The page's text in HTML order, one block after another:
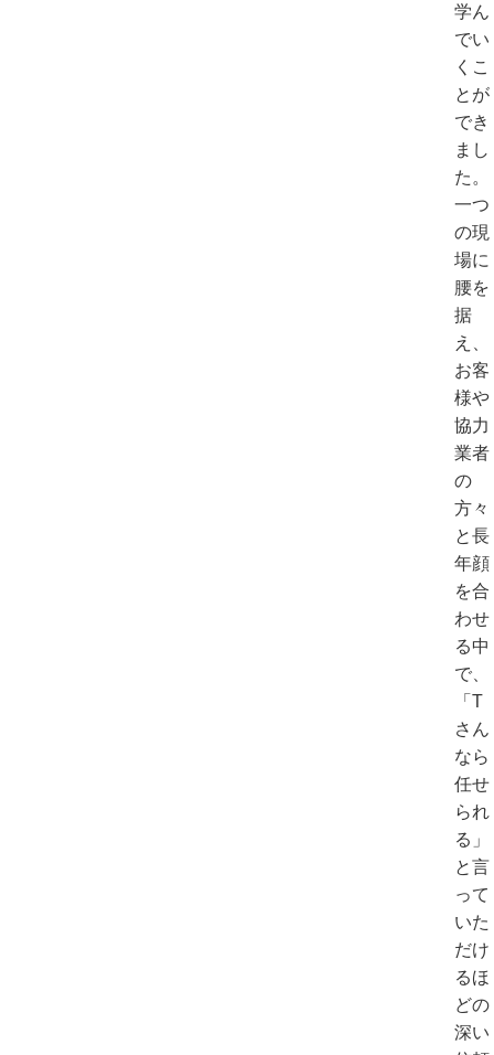
学ん
でい
くこ
とが
でき
まし
た。
一つ
の現
場に
腰を
据
え、
お客
様や
協力
業者
の
方々
と長
年顔
を合
わせ
る中
で、
「T
さん
なら
任せ
られ
る」
と言
って
いた
だけ
るほ
どの
深い